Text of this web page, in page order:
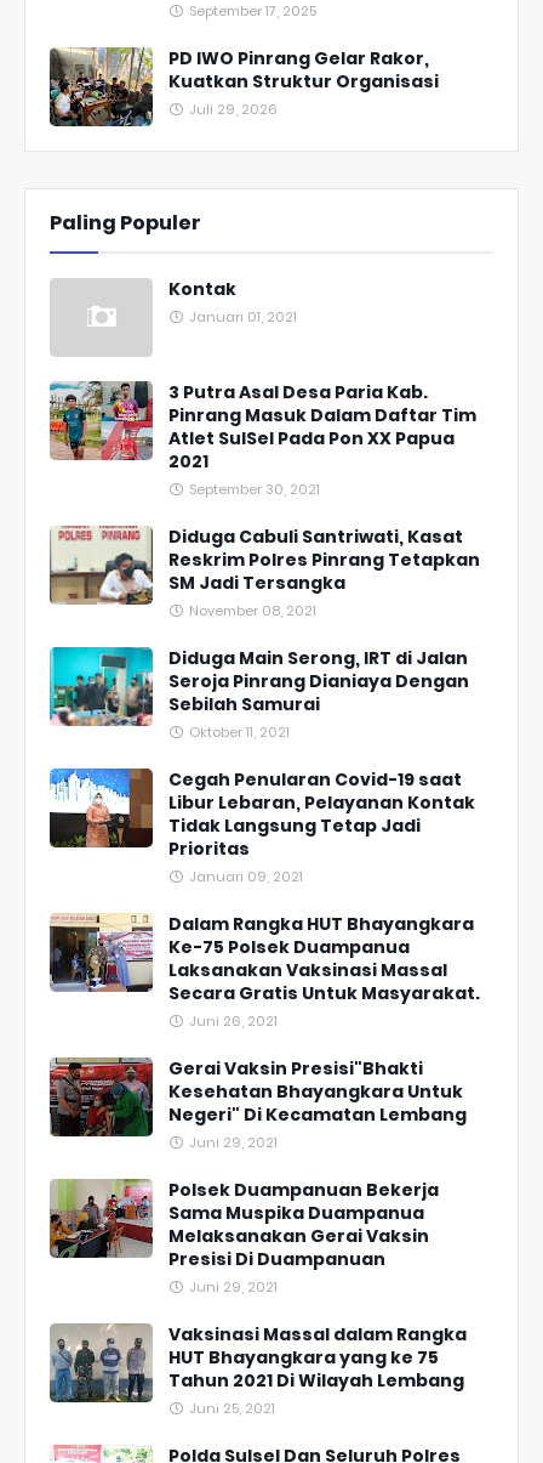
September 17, 2025
PD IWO Pinrang Gelar Rakor,
Kuatkan Struktur Organisasi
Juli 29, 2026
Paling Populer
Kontak
Januari 01, 2021
3 Putra Asal Desa Paria Kab.
Pinrang Masuk Dalam Daftar Tim
Atlet SulSel Pada Pon XX Papua
2021
September 30, 2021
Diduga Cabuli Santriwati, Kasat
Reskrim Polres Pinrang Tetapkan
SM Jadi Tersangka
November 08, 2021
Diduga Main Serong, IRT di Jalan
Seroja Pinrang Dianiaya Dengan
Sebilah Samurai
Oktober 11, 2021
Cegah Penularan Covid-19 saat
Libur Lebaran, Pelayanan Kontak
Tidak Langsung Tetap Jadi
Prioritas
Januari 09, 2021
Dalam Rangka HUT Bhayangkara
Ke-75 Polsek Duampanua
Laksanakan Vaksinasi Massal
Secara Gratis Untuk Masyarakat.
Juni 26, 2021
Gerai Vaksin Presisi"Bhakti
Kesehatan Bhayangkara Untuk
Negeri" Di Kecamatan Lembang
Juni 29, 2021
Polsek Duampanuan Bekerja
Sama Muspika Duampanua
Melaksanakan Gerai Vaksin
Presisi Di Duampanuan
Juni 29, 2021
Vaksinasi Massal dalam Rangka
HUT Bhayangkara yang ke 75
Tahun 2021 Di Wilayah Lembang
Juni 25, 2021
Polda Sulsel Dan Seluruh Polres